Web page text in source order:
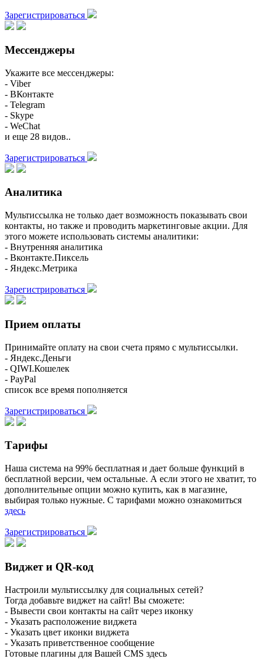
Зарегистрироваться
Мессенджеры
Укажите все мессенджеры:
- Viber
- ВКонтакте
- Telegram
- Skype
- WeChat
и еще 28 видов..
Зарегистрироваться
Аналитика
Мультиссылка не только дает возможность показывать свои
контакты, но также и проводить маркетинговые акции. Для
этого можете использовать системы аналитики:
- Внутренняя аналитика
- Вконтакте.Пиксель
- Яндекс.Метрика
Зарегистрироваться
Прием оплаты
Принимайте оплату на свои счета прямо с мультиссылки.
- Яндекс.Деньги
- QIWI.Кошелек
- PayPal
список все время пополняется
Зарегистрироваться
Тарифы
Наша система на 99% бесплатная и дает больше функций в
бесплатной версии, чем остальные. А если этого не хватит, то
дополнительные опции можно купить, как в магазине,
выбирая только нужные. С тарифами можно ознакомиться
здесь
Зарегистрироваться
Виджет и QR-код
Настроили мультиссылку для социальных сетей?
Тогда добавьте виджет на сайт! Вы сможете:
- Вывести свои контакты на сайт через иконку
- Указать расположение виджета
- Указать цвет иконки виджета
- Указать приветственное сообщение
Готовые плагины для Вашей CMS здесь